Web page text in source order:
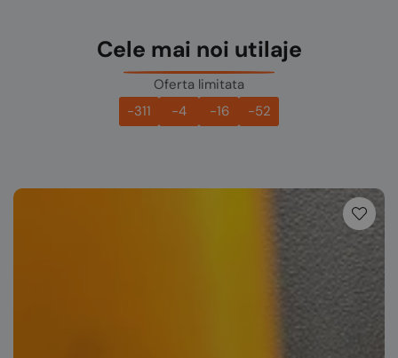
Cele mai noi utilaje
Oferta limitata
-311
-4 -16 -52